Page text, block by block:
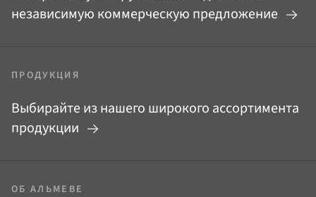
независимую коммерческую предложение
ПРОДУКЦИЯ
Выбирайте из нашего широкого ассортимента
продукции
ОБ АЛЬМЕВЕ